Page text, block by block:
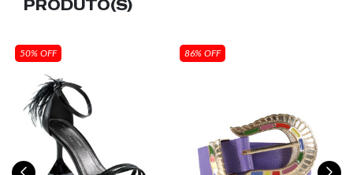
PRODUTO(S)
50% OFF 86% OFF